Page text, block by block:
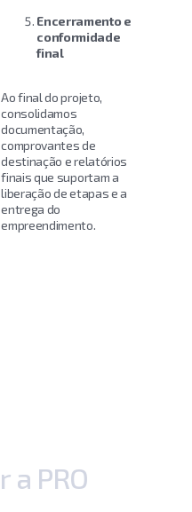
Encerramento e
conformidade
final
Ao final do projeto,
consolidamos
documentação,
comprovantes de
destinação e relatórios
finais que suportam a
liberação de etapas e a
entrega do
empreendimento.
r a PRO